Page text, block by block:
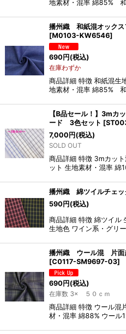
地素材・混率 綿85%
播州織 和紙混オック
[M0103-KW6546]
690円(税込)
在庫わずか
商品詳細 特徴 和紙混
地素材・混率 綿85%
【B品セール！】3m
ード 3色セット [
7,000円(税込)
SOLD OUT
商品詳細 特徴 3mカッ
ット 生地素材・混率 綿
播州織 綿ツイルチェ
590円(税込)
商品詳細 特徴 綿ツイル
生地色 ワイン系・グリ
播州織 ウール混 片面
[C0117-SM9697-03]
690円(税込)
在庫数 3× ５０ｃｍ
商品詳細 特徴 ウール混
材・混率 綿88% ウール